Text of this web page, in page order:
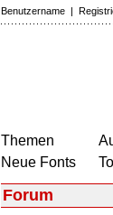
Benutzername |
Themen
Neue Fonts
Forum